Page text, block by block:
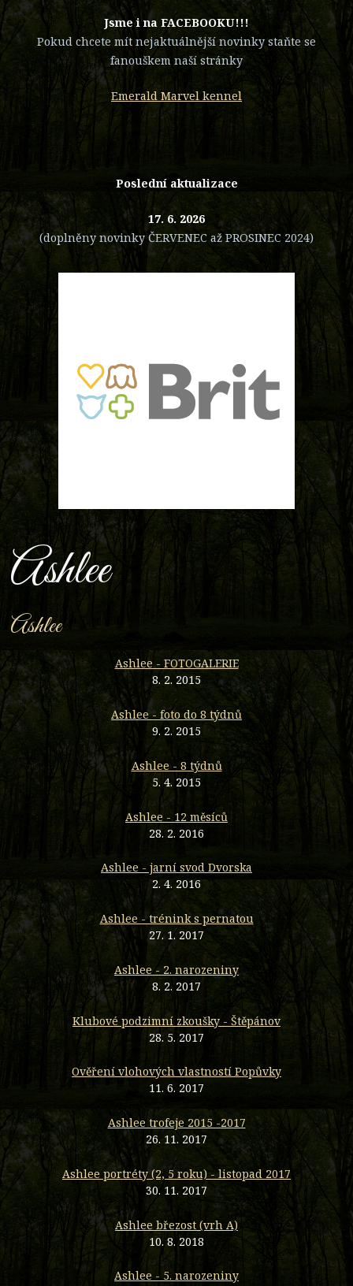
​Jsme i na FACEBOOKU!!!
Pokud chcete mít nejaktuálnější novinky staňte se
fanouškem naší stránky
Emerald Marvel kennel
Poslední aktualizace
17. 6. 2026
(doplněny novinky ČERVENEC až PROSINEC 2024)
Ashlee
Ashlee
Ashlee - FOTOGALERIE
8. 2. 2015
Ashlee - foto do 8 týdnů
9. 2. 2015
Ashlee - 8 týdnů
5. 4. 2015
Ashlee - 12 měsíců
28. 2. 2016
Ashlee - jarní svod Dvorska
2. 4. 2016
Ashlee - trénink s pernatou
27. 1. 2017
Ashlee - 2. narozeniny
8. 2. 2017
Klubové podzimní zkoušky - Štěpánov
28. 5. 2017
Ověření vlohových vlastností Popůvky
11. 6. 2017
Ashlee trofeje 2015 -2017
26. 11. 2017
Ashlee portréty (2, 5 roku) - listopad 2017
30. 11. 2017
Ashlee březost (vrh A)
10. 8. 2018
Ashlee - 5. narozeniny